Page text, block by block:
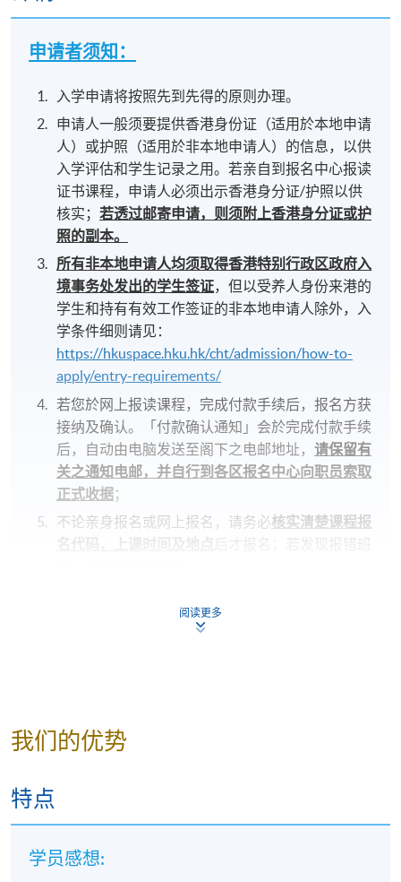
申请者须知：
入学申请将按照先到先得的原则办理。
申请人一般须要提供香港身份证（适用於本地申请
人）或护照（适用於非本地申请人）的信息，以供
入学评估和学生记录之用。若亲自到报名中心报读
证书课程，申请人必须出示香港身分证/护照以供
核实；若透过邮寄申请，则须附上香港身分证或护
照的副本。
所有非本地申请人均须取得香港特别行政区政府入
境事务处发出的学生签证，但以受养人身份来港的
学生和持有有效工作签证的非本地申请人除外，入
学条件细则请见：
https://hkuspace.hku.hk/cht/admission/how-to-
apply/entry-requirements/
若您於网上报读课程，完成付款手续后，报名方获
接纳及确认。「付款确认通知」会於完成付款手续
后，自动由电脑发送至阁下之电邮地址，请保留有
关之通知电邮，并自行到各区报名中心向职员索取
正式收据；
不论亲身报名或网上报名，请务必核实清楚课程报
名代码，上课时间及地点
后才报名；若发现报错班
。除课程资料更改外，本院将不会另发上课
程，除非对公告的细节有所更改。
阅读更多
我们的优势
特点
学员感想: